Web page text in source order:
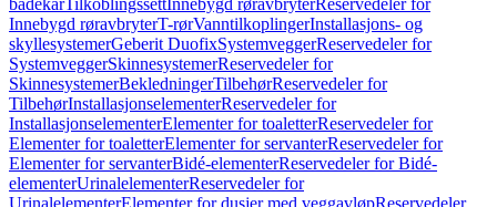
badekarTilkoblingssettInnebygd røravbryterReservedeler for
Innebygd røravbryterT-rørVanntilkoplingerInstallasjons- og
skyllesystemerGeberit DuofixSystemveggerReservedeler for
SystemveggerSkinnesystemerReservedeler for
SkinnesystemerBekledningerTilbehørReservedeler for
TilbehørInstallasjonselementerReservedeler for
InstallasjonselementerElementer for toaletterReservedeler for
Elementer for toaletterElementer for servanterReservedeler for
Elementer for servanterBidé-elementerReservedeler for Bidé-
elementerUrinalelementerReservedeler for
UrinalelementerElementer for dusjer med veggavløpReservedeler